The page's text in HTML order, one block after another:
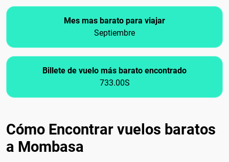
Mes mas barato para viajar
Septiembre
Billete de vuelo más barato encontrado
733.00S
Cómo Encontrar vuelos baratos
a Mombasa